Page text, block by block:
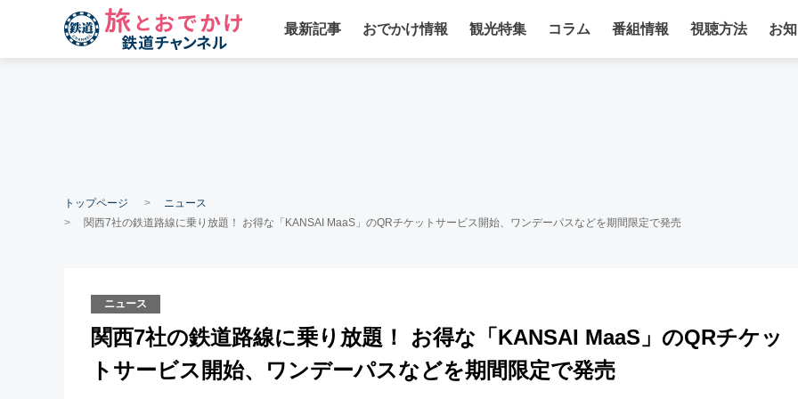
最新記事 おでかけ情報 観光特集 コラム 番組情報 視聴方法 お
トップページ
ニュース
関西7社の鉄道路線に乗り放題！ お得な「KANSAI MaaS」のQRチケットサービス開始、ワンデーパスなどを期間限定で発売
ニュース
関西7社の鉄道路線に乗り放題！ お得な「KANSAI MaaS」のQRチケッ
トサービス開始、ワンデーパスなどを期間限定で発売